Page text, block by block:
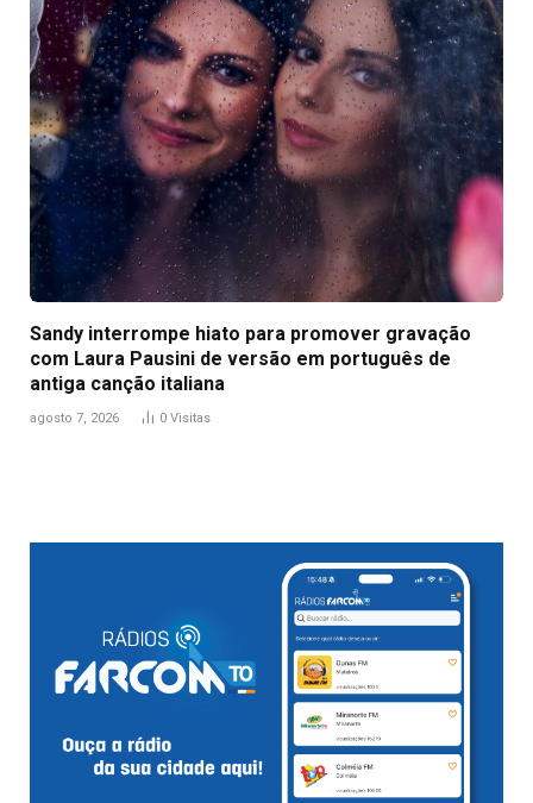
Sandy interrompe hiato para promover gravação
com Laura Pausini de versão em português de
antiga canção italiana
agosto 7, 2026 0 Visitas